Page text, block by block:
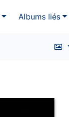
Albums liés